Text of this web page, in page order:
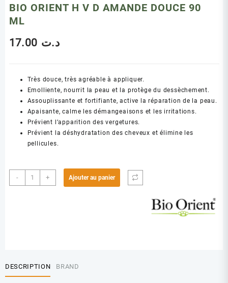
BIO ORIENT H V D AMANDE DOUCE 90
ML
د.ت
Très douce, très agréable à appliquer.
Emolliente, nourrit la peau et la protège du dessèchement.
Assouplissante et fortifiante, active la réparation de la peau.
Apaisante, calme les démangeaisons et les irritations.
Prévient l’apparition des vergetures.
Prévient la déshydratation des cheveux et élimine les
pellicules.
-
quantité
de
90
+ Ajouter au panier
DESCRIPTION BRAND